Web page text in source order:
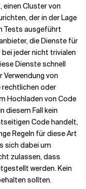
Cluster von
der in der Lage
Tests ausgeführt
die Dienste für
jeder nicht trivialen
Dienste schnell
Verwendung von
oder
Hochladen von Code
diesem Fall kein
Code handelt,
Regeln für diese Art
sich dabei um
zulassen, dass
werden. Kein
sollten.